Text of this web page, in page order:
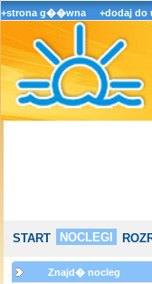
+strona g��wna +dodaj do
START NOCLEGI
Znajd� nocleg